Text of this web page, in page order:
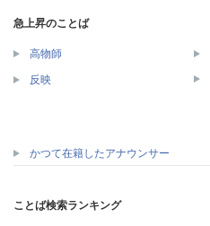
急上昇のことば
高物師
反映
かつて在籍したアナウンサー
ことば検索ランキング